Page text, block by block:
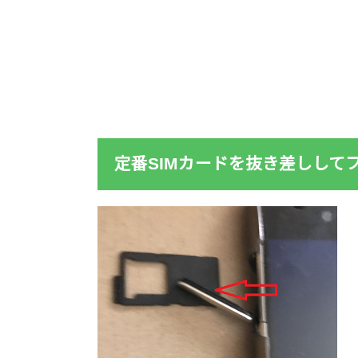
定番SIMカードを抜き差しして